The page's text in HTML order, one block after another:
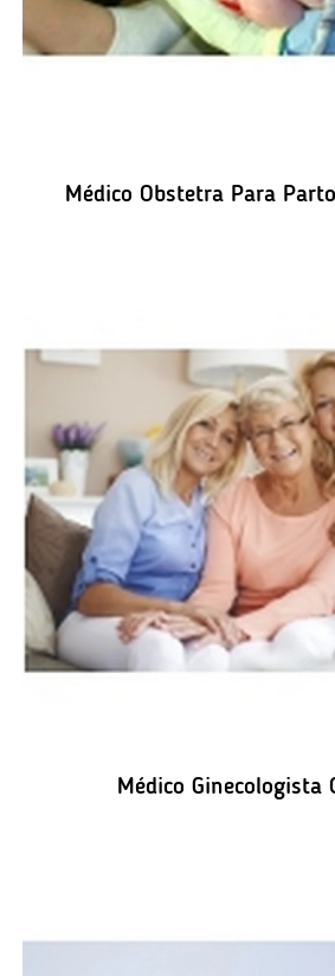
Médico Obstetra Para
Médico Ginecologista